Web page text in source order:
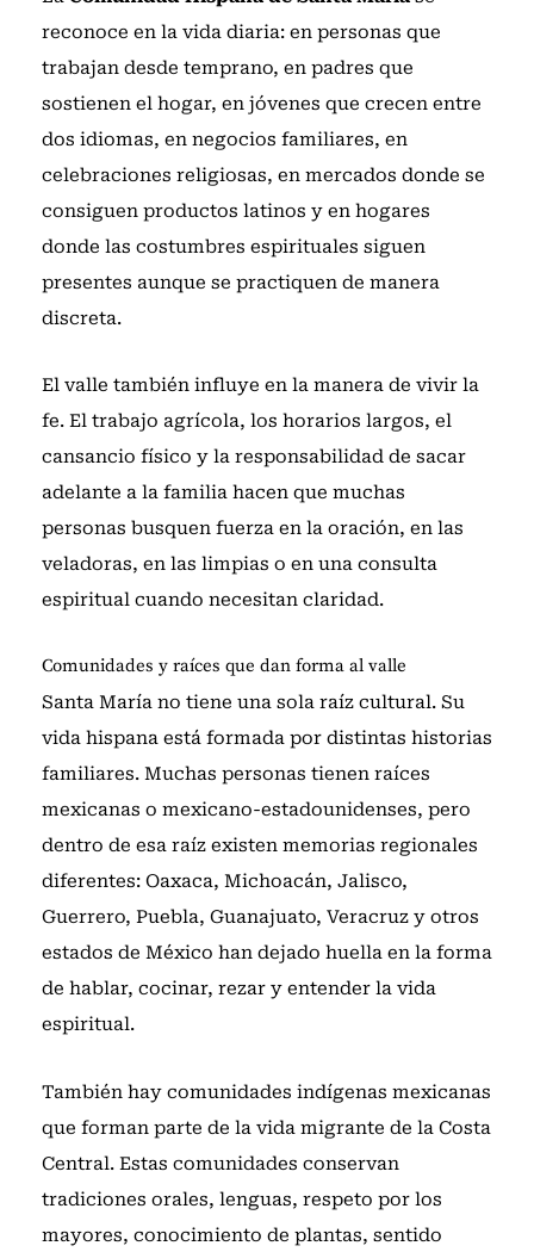
reconoce en la vida diaria: en personas que
trabajan desde temprano, en padres que
sostienen el hogar, en jóvenes que crecen entre
dos idiomas, en negocios familiares, en
celebraciones religiosas, en mercados donde se
consiguen productos latinos y en hogares
donde las costumbres espirituales siguen
presentes aunque se practiquen de manera
discreta.
El valle también influye en la manera de vivir la
fe. El trabajo agrícola, los horarios largos, el
cansancio físico y la responsabilidad de sacar
adelante a la familia hacen que muchas
personas busquen fuerza en la oración, en las
veladoras, en las limpias o en una consulta
espiritual cuando necesitan claridad.
Comunidades y raíces que dan forma al valle
Santa María no tiene una sola raíz cultural. Su
vida hispana está formada por distintas historias
familiares. Muchas personas tienen raíces
mexicanas o mexicano-estadounidenses, pero
dentro de esa raíz existen memorias regionales
diferentes: Oaxaca, Michoacán, Jalisco,
Guerrero, Puebla, Guanajuato, Veracruz y otros
estados de México han dejado huella en la forma
de hablar, cocinar, rezar y entender la vida
espiritual.
También hay comunidades indígenas mexicanas
que forman parte de la vida migrante de la Costa
Central. Estas comunidades conservan
tradiciones orales, lenguas, respeto por los
mayores, conocimiento de plantas, sentido